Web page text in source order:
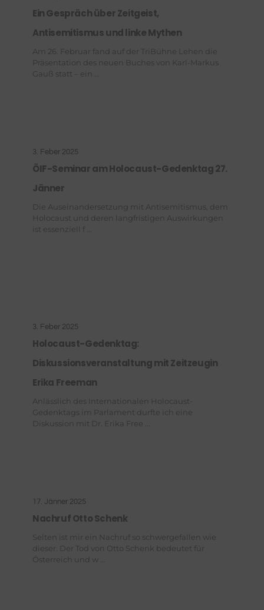
Ein Gespräch über Zeitgeist,
Antisemitismus und linke Mythen
Am 26. Februar fand auf der TriBühne Lehen die
Präsentation des neuen Buches von Karl-Markus
Gauß statt – ein ...
3. Feber 2025
ÖIF-Seminar am Holocaust-Gedenktag 27.
Jänner
Die Auseinandersetzung mit Antisemitismus, dem
Holocaust und deren langfristigen Auswirkungen
ist essenziell f ...
3. Feber 2025
Holocaust-Gedenktag:
Diskussionsveranstaltung mit Zeitzeugin
Erika Freeman
Anlässlich des Internationalen Holocaust-
Gedenktags im Parlament durfte ich eine
Diskussion mit Dr. Erika Free ...
17. Jänner 2025
Nachruf Otto Schenk
Selten ist mir ein Nachruf so schwergefallen wie
dieser. Der Tod von Otto Schenk bedeutet für
Österreich und w ...